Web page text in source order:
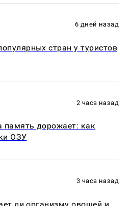
6 дней назад
стран у туристов
2 часа назад
память дорожает: как
ОЗУ
3 часа назад
ли организму овощей и